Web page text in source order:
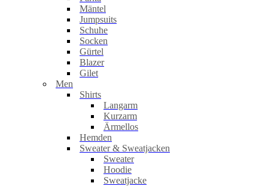
Mäntel
Jumpsuits
Schuhe
Socken
Gürtel
Blazer
Gilet
Men
Shirts
Langarm
Kurzarm
Ärmellos
Hemden
Sweater & Sweatjacken
Sweater
Hoodie
Sweatjacke